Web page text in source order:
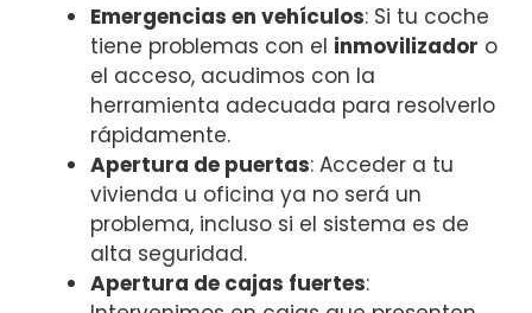
Emergencias en vehículos: Si tu coche
tiene problemas con el inmovilizador o
el acceso, acudimos con la
herramienta adecuada para resolverlo
rápidamente.
Apertura de puertas: Acceder a tu
vivienda u oficina ya no será un
problema, incluso si el sistema es de
alta seguridad.
Apertura de cajas fuertes: